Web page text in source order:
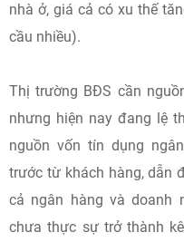
nhà ở, giá cả có xu thế
cầu nhiều).
Thị trường BĐS cần
nhưng hiện nay đang lệ
nguồn vốn tín dụng
trước từ khách hàng, dẫn
cả ngân hàng và doanh
chưa thực sự trở thành